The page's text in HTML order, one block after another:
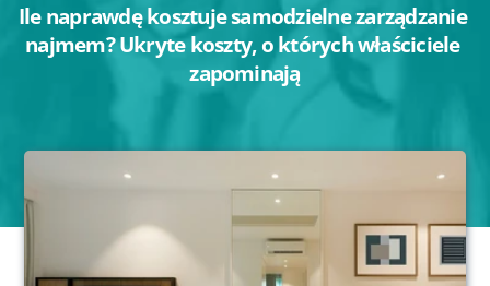
Ile naprawdę kosztuje samodzielne zarządzanie
najmem? Ukryte koszty, o których właściciele
zapominają